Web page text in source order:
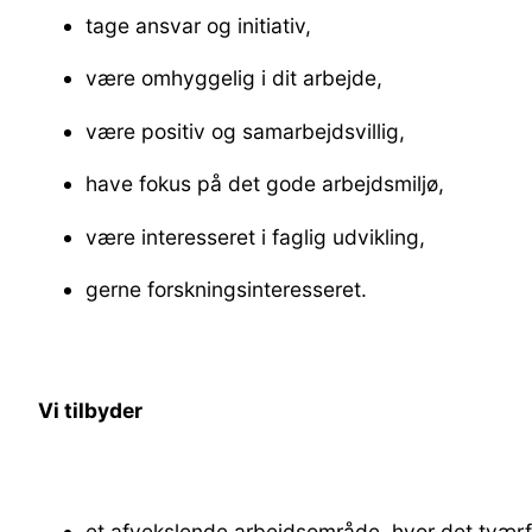
tage ansvar og initiativ,
være omhyggelig i dit arbejde,
være positiv og samarbejdsvillig,
have fokus på det gode arbejdsmiljø,
være interesseret i faglig udvikling,
gerne forskningsinteresseret.
Vi tilbyder